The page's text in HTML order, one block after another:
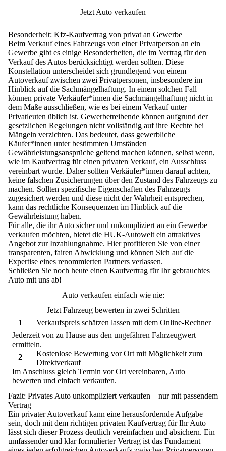
Jetzt Auto verkaufen
Besonderheit: Kfz-Kaufvertrag von privat an Gewerbe
Beim Verkauf eines Fahrzeugs von einer Privatperson an ein
Gewerbe gibt es einige Besonderheiten, die im Vertrag für den
Verkauf des Autos berücksichtigt werden sollten. Diese
Konstellation unterscheidet sich grundlegend von einem
Autoverkauf zwischen zwei Privatpersonen, insbesondere im
Hinblick auf die Sachmängelhaftung. In einem solchen Fall
können private Verkäufer*innen die Sachmängelhaftung nicht in
dem Maße ausschließen, wie es bei einem Verkauf unter
Privatleuten üblich ist. Gewerbetreibende können aufgrund der
gesetzlichen Regelungen nicht vollständig auf ihre Rechte bei
Mängeln verzichten. Das bedeutet, dass gewerbliche
Käufer*innen unter bestimmten Umständen
Gewährleistungsansprüche geltend machen können, selbst wenn,
wie im Kaufvertrag für einen privaten Verkauf, ein Ausschluss
vereinbart wurde. Daher sollten Verkäufer*innen darauf achten,
keine falschen Zusicherungen über den Zustand des Fahrzeugs zu
machen. Sollten spezifische Eigenschaften des Fahrzeugs
zugesichert werden und diese nicht der Wahrheit entsprechen,
kann das rechtliche Konsequenzen im Hinblick auf die
Gewährleistung haben.
Für alle, die ihr Auto sicher und unkompliziert an ein Gewerbe
verkaufen möchten, bietet die HUK-Autowelt ein attraktives
Angebot zur Inzahlungnahme. Hier profitieren Sie von einer
transparenten, fairen Abwicklung und können Sich auf die
Expertise eines renommierten Partners verlassen.
Schließen Sie noch heute einen Kaufvertrag für Ihr gebrauchtes
Auto mit uns ab!
Auto verkaufen einfach wie nie:
Jetzt Fahrzeug bewerten in zwei Schritten
1
Verkaufspreis schätzen lassen mit dem Online-Rechner
Jederzeit von zu Hause aus den ungefähren Fahrzeugwert
ermitteln.
2
Kostenlose Bewertung vor Ort mit Möglichkeit zum
Direktverkauf
Im Anschluss gleich Termin vor Ort vereinbaren, Auto
bewerten und einfach verkaufen.
Fazit: Privates Auto unkompliziert verkaufen – nur mit passendem
Vertrag
Ein privater Autoverkauf kann eine herausfordernde Aufgabe
sein, doch mit dem richtigen privaten Kaufvertrag für Ihr Auto
lässt sich dieser Prozess deutlich vereinfachen und absichern. Ein
umfassender und klar formulierter Vertrag ist das Fundament